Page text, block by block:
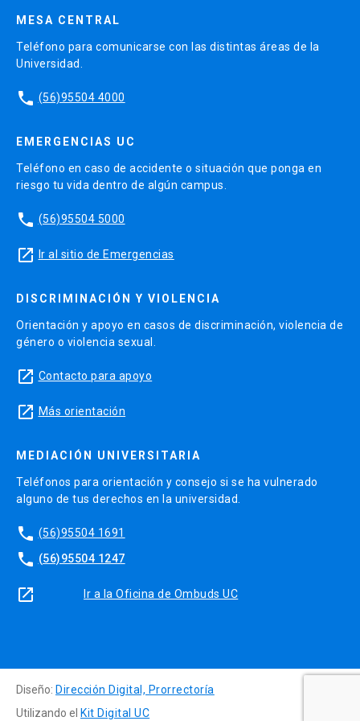
MESA CENTRAL
Teléfono para comunicarse con las distintas áreas de la
Universidad.
phone (56)95504 4000
EMERGENCIAS UC
Teléfono en caso de accidente o situación que ponga en
riesgo tu vida dentro de algún campus.
phone (56)95504 5000
launch Ir al sitio de Emergencias
DISCRIMINACIÓN Y VIOLENCIA
Orientación y apoyo en casos de discriminación, violencia de
género o violencia sexual.
launch Contacto para apoyo
launch Más orientación
MEDIACIÓN UNIVERSITARIA
Teléfonos para orientación y consejo si se ha vulnerado
alguno de tus derechos en la universidad.
phone (56)95504 1691
phone (56)95504 1247
launch Ir a la Oficina de Ombuds UC
Diseño: Dirección Digital, Prorrectoría
Utilizando el Kit Digital UC